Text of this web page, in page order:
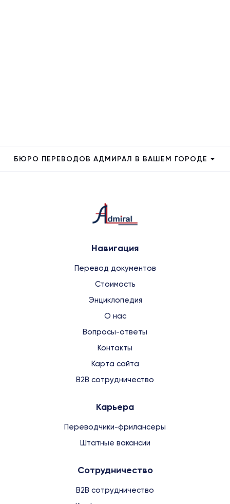
БЮРО ПЕРЕВОДОВ АДМИРАЛ В ВАШЕМ ГОРОДЕ
Навигация
Перевод документов
Стоимость
Энциклопедия
О нас
Вопросы-ответы
Контакты
Карта сайта
B2B сотрудничество
Карьера
Переводчики-фрилансеры
Штатные вакансии
Сотрудничество
B2B сотрудничество